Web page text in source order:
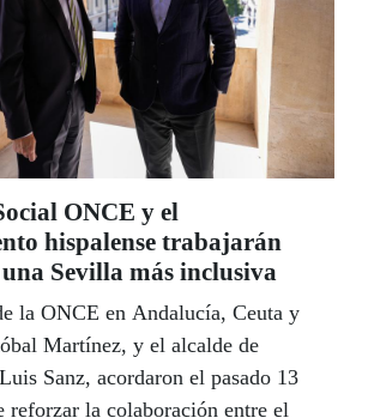
colectiva para conseguir esa
ONCE y el
hispalense trabajarán
Sevilla más inclusiva
la ONCE en Andalucía, Ceuta y
Martínez, y el alcalde de
Sanz, acordaron el pasado 13
reforzar la colaboración entre el